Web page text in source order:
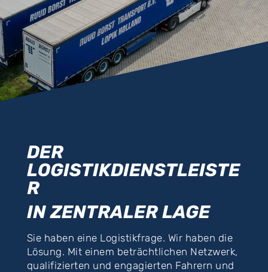
DER
LOGISTIKDIENSTLEISTE
R
IN ZENTRALER LAGE
Sie haben eine Logistikfrage. Wir haben die
Lösung. Mit einem beträchtlichen Netzwerk,
qualifizierten und engagierten Fahrern und